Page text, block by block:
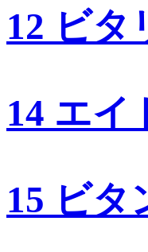
12 ビタ
14 エイ
15 ビタ